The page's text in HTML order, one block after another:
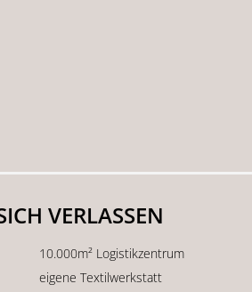
VERLASSEN
10.000m² Logistikzentrum
eigene Textilwerkstatt